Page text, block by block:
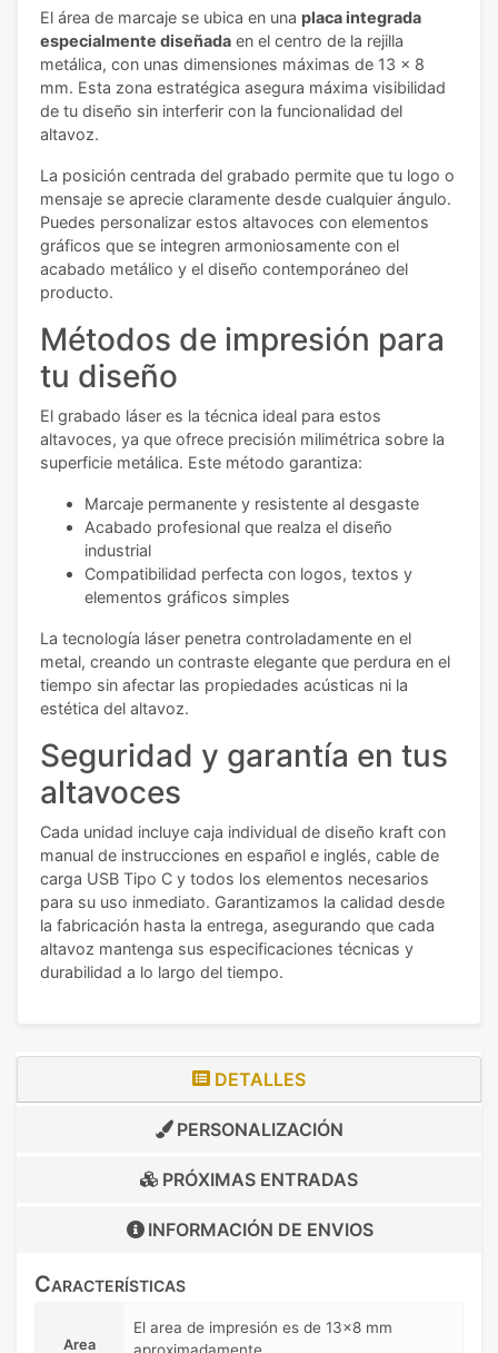
El área de marcaje se ubica en una placa integrada
especialmente diseñada en el centro de la rejilla
metálica, con unas dimensiones máximas de 13 x 8
mm. Esta zona estratégica asegura máxima visibilidad
de tu diseño sin interferir con la funcionalidad del
altavoz.
La posición centrada del grabado permite que tu logo o
mensaje se aprecie claramente desde cualquier ángulo.
Puedes personalizar estos altavoces con elementos
gráficos que se integren armoniosamente con el
acabado metálico y el diseño contemporáneo del
producto.
Métodos de impresión para
tu diseño
El grabado láser es la técnica ideal para estos
altavoces, ya que ofrece precisión milimétrica sobre la
superficie metálica. Este método garantiza:
Marcaje permanente y resistente al desgaste
Acabado profesional que realza el diseño
industrial
Compatibilidad perfecta con logos, textos y
elementos gráficos simples
La tecnología láser penetra controladamente en el
metal, creando un contraste elegante que perdura en el
tiempo sin afectar las propiedades acústicas ni la
estética del altavoz.
Seguridad y garantía en tus
altavoces
Cada unidad incluye caja individual de diseño kraft con
manual de instrucciones en español e inglés, cable de
carga USB Tipo C y todos los elementos necesarios
para su uso inmediato. Garantizamos la calidad desde
la fabricación hasta la entrega, asegurando que cada
altavoz mantenga sus especificaciones técnicas y
durabilidad a lo largo del tiempo.
DETALLES
PERSONALIZACIÓN
PRÓXIMAS ENTRADAS
INFORMACIÓN DE ENVIOS
Características
Area
El area de impresión es de 13x8 mm